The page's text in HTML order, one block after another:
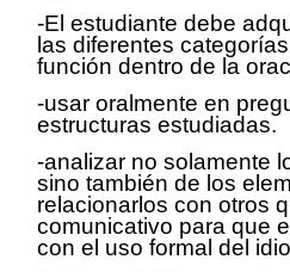
-El estudiante debe
las diferentes
función dentro de la
-usar oralmente en
estructuras estudiadas.
-analizar no solamente
sino también de los
relacionarlos con otros
comunicativo para que
con el uso formal del